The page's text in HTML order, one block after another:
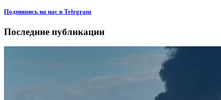
Подпишиcь на нас в Telegram
Последние публикации